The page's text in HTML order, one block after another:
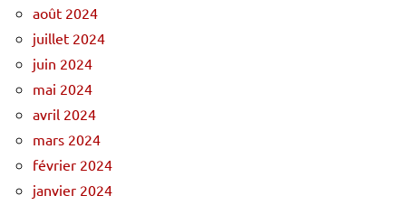
août 2024
juillet 2024
juin 2024
mai 2024
avril 2024
mars 2024
février 2024
janvier 2024